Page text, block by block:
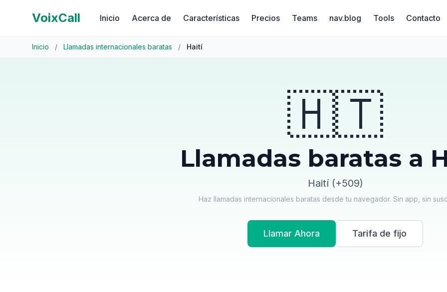
VoixCall Inicio Acerca de Características Precios Teams nav.blog Tools Contacto
Inicio / Llamadas internacionales baratas / Haití
🇭🇹
Llamadas baratas a
Haití (+509)
Haz llamadas internacionales baratas desde tu navegador. Sin app, sin
Llamar Ahora Tarifa de fijo